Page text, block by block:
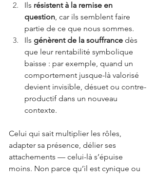
Ils résistent à la remise en
question, car ils semblent faire
partie de ce que nous sommes.
Ils génèrent de la souffrance dès
que leur rentabilité symbolique
baisse : par exemple, quand un
comportement jusque-là valorisé
devient invisible, désuet ou contre-
productif dans un nouveau
contexte.
Celui qui sait multiplier les rôles,
adapter sa présence, délier ses
attachements — celui-là s’épuise
moins. Non parce qu’il est cynique ou